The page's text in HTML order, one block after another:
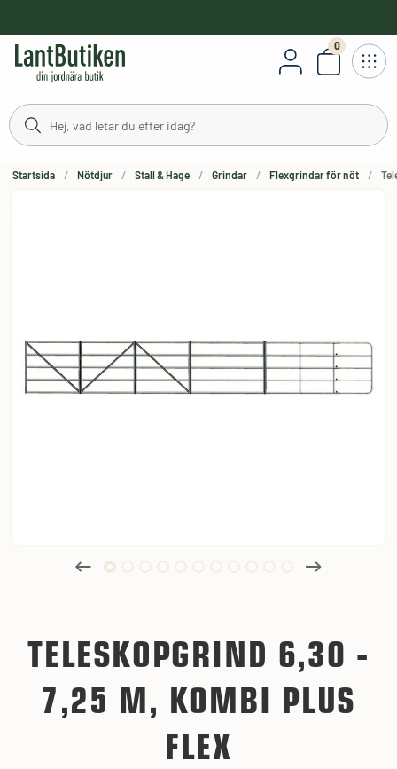
0
Antal
Startsida Nötdjur Stall & Hage Grindar Flexgrindar för nöt
TELESKOPGRIND 6,30 -
7,25 M, KOMBI PLUS
FLEX